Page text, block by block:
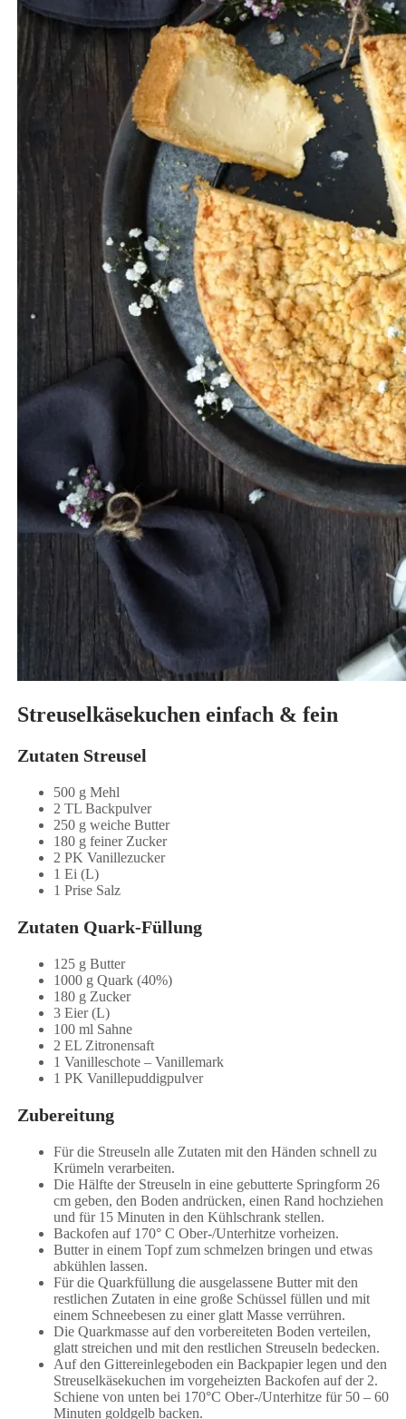
Streuselkäsekuchen einfach & fein
Zutaten Streusel
500 g Mehl
2 TL Backpulver
250 g weiche Butter
180 g feiner Zucker
2 PK Vanillezucker
1 Ei (L)
1 Prise Salz
Zutaten Quark-Füllung
125 g Butter
1000 g Quark (40%)
180 g Zucker
3 Eier (L)
100 ml Sahne
2 EL Zitronensaft
1 Vanilleschote – Vanillemark
1 PK Vanillepuddigpulver
Zubereitung
Für die Streuseln alle Zutaten mit den Händen schnell zu
Krümeln verarbeiten.
Die Hälfte der Streuseln in eine gebutterte Springform 26
cm geben, den Boden andrücken, einen Rand hochziehen
und für 15 Minuten in den Kühlschrank stellen.
Backofen auf 170° C Ober-/Unterhitze vorheizen.
Butter in einem Topf zum schmelzen bringen und etwas
abkühlen lassen.
Für die Quarkfüllung die ausgelassene Butter mit den
restlichen Zutaten in eine große Schüssel füllen und mit
einem Schneebesen zu einer glatt Masse verrühren.
Die Quarkmasse auf den vorbereiteten Boden verteilen,
glatt streichen und mit den restlichen Streuseln bedecken.
Auf den Gittereinlegeboden ein Backpapier legen und den
Streuselkäsekuchen im vorgeheizten Backofen auf der 2.
Schiene von unten bei 170°C Ober-/Unterhitze für 50 – 60
Minuten goldgelb backen.